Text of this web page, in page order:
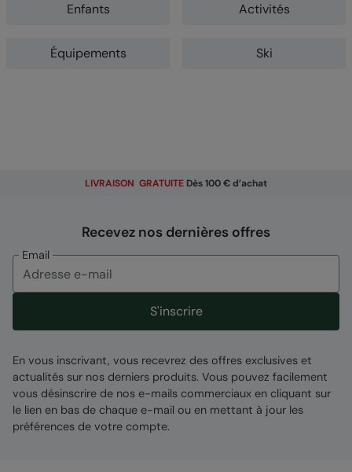
Enfants Activités
Équipements Ski
LIVRAISON GRATUITE Dès 100 € d’achat
Recevez nos dernières offres
Email
S'inscrire
En vous inscrivant, vous recevrez des offres exclusives et
actualités sur nos derniers produits. Vous pouvez facilement
vous désinscrire de nos e-mails commerciaux en cliquant sur
le lien en bas de chaque e-mail ou en mettant à jour les
préférences de votre compte.